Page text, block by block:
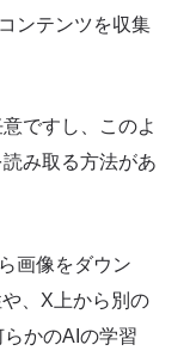
ンテンツを収集
ですし、このよ
み取る方法があ
画像をダウン
、X上から別の
かのAIの学習